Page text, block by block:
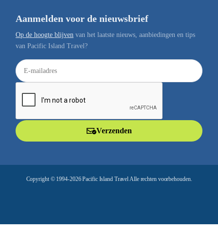
Aanmelden voor de nieuwsbrief
Op de hoogte blijven van het laatste nieuws, aanbiedingen en tips
van Pacific Island Travel?
E
-
a
Verzenden
Copyright © 1994-2026 Pacific Island Travel Alle rechten voorbehouden.